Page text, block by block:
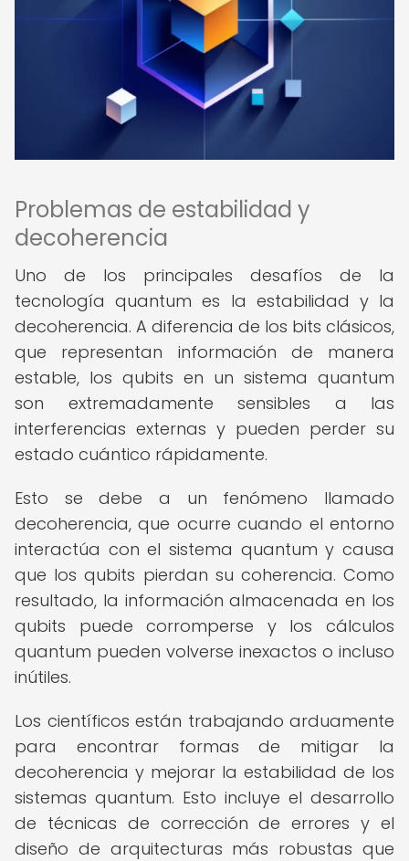
Problemas de estabilidad y
decoherencia
Uno de los principales desafíos de la
tecnología quantum es la estabilidad y la
decoherencia. A diferencia de los bits clásicos,
que representan información de manera
estable, los qubits en un sistema quantum
son extremadamente sensibles a las
interferencias externas y pueden perder su
estado cuántico rápidamente.
Esto se debe a un fenómeno llamado
decoherencia, que ocurre cuando el entorno
interactúa con el sistema quantum y causa
que los qubits pierdan su coherencia. Como
resultado, la información almacenada en los
qubits puede corromperse y los cálculos
quantum pueden volverse inexactos o incluso
inútiles.
Los científicos están trabajando arduamente
para encontrar formas de mitigar la
decoherencia y mejorar la estabilidad de los
sistemas quantum. Esto incluye el desarrollo
de técnicas de corrección de errores y el
diseño de arquitecturas más robustas que